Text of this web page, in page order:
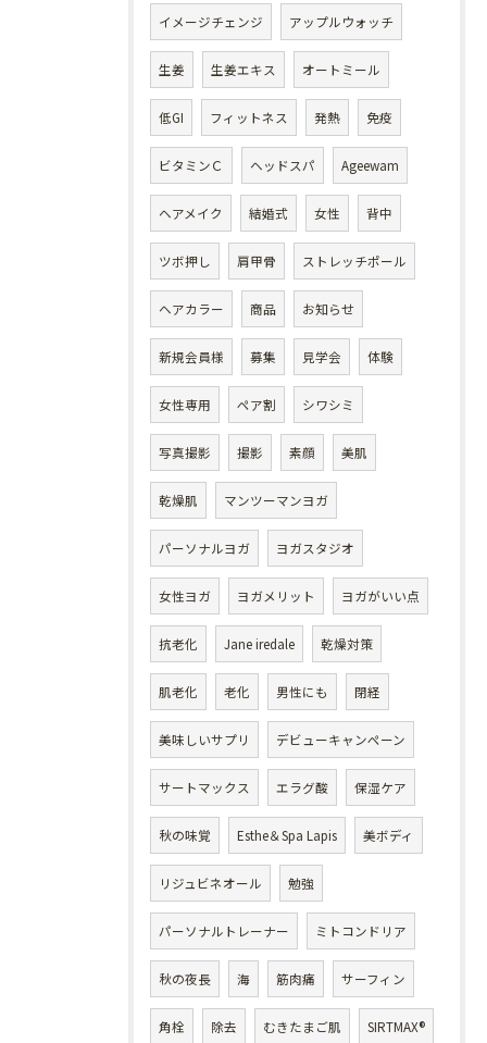
イメージチェンジ アップルウォッチ
生姜 生姜エキス オートミール
低GI フィットネス 発熱 免疫
ビタミンＣ ヘッドスパ Ageewam
ヘアメイク 結婚式 女性 背中
ツボ押し 肩甲骨 ストレッチポール
ヘアカラー 商品 お知らせ
新規会員様 募集 見学会 体験
女性専用 ペア割 シワシミ
写真撮影 撮影 素顔 美肌
乾燥肌 マンツーマンヨガ
パーソナルヨガ ヨガスタジオ
女性ヨガ ヨガメリット ヨガがいい点
抗老化 Jane iredale 乾燥対策
肌老化 老化 男性にも 閉経
美味しいサプリ デビューキャンペーン
サートマックス エラグ酸 保湿ケア
秋の味覚 Esthe＆Spa Lapis 美ボディ
リジュビネオール 勉強
パーソナルトレーナー ミトコンドリア
秋の夜長 海 筋肉痛 サーフィン
角栓 除去 むきたまご肌 SIRTMAX®